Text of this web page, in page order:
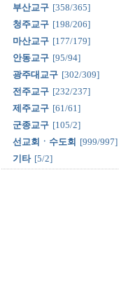
부산교구 [358/365]
청주교구 [198/206]
마산교구 [177/179]
안동교구 [95/94]
광주대교구 [302/309]
전주교구 [232/237]
제주교구 [61/61]
군종교구 [105/2]
선교회ㆍ수도회 [999/997]
기타 [5/2]